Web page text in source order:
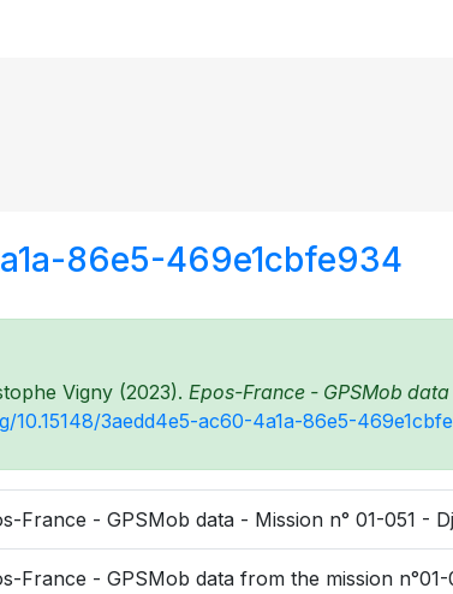
86e5-469e1cbfe934
Vigny (2023). Epos-France - GPSMob
10.15148/3aedd4e5-ac60-4a1a-86e5-
France - GPSMob data - Mission n° 01-051 -
France - GPSMob data from the mission